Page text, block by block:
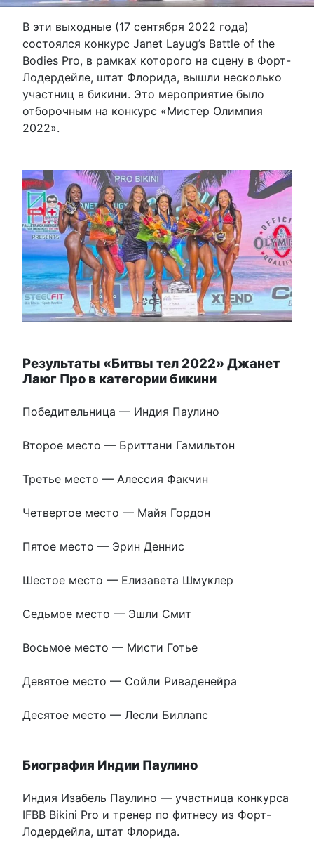
В эти выходные (17 сентября 2022 года)
состоялся конкурс Janet Layug’s Battle of the
Bodies Pro, в рамках которого на сцену в Форт-
Лодердейле, штат Флорида, вышли несколько
участниц в бикини. Это мероприятие было
отборочным на конкурс «Мистер Олимпия
2022».
Результаты «Битвы тел 2022» Джанет
Лаюг Про в категории бикини
Победительница — Индия Паулино
Второе место — Бриттани Гамильтон
Третье место — Алессия Факчин
Четвертое место — Майя Гордон
Пятое место — Эрин Деннис
Шестое место — Елизавета Шмуклер
Седьмое место — Эшли Смит
Восьмое место — Мисти Готье
Девятое место — Сойли Риваденейра
Десятое место — Лесли Биллапс
Биография Индии Паулино
Индия Изабель Паулино — участница конкурса
IFBB Bikini Pro и тренер по фитнесу из Форт-
Лодердейла, штат Флорида.